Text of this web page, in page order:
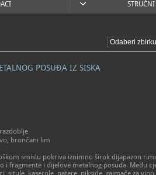
POSUĐA IZ SISKA
brončani lim
smislu pokriva iznimno širok dijapazon
i fragmente i dijelove metalnog posuđa. Među
situle, kaserole, patere, pikside, zaimače za